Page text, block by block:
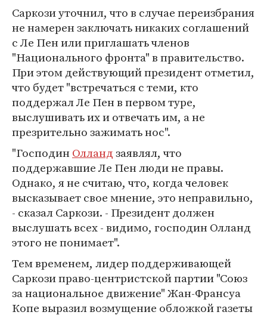
Саркози уточнил, что в случае переизбрания
не намерен заключать никаких соглашений
с Ле Пен или приглашать членов
"Национального фронта" в правительство.
При этом действующий президент отметил,
что будет "встречаться с теми, кто
поддержал Ле Пен в первом туре,
выслушивать их и отвечать им, а не
презрительно зажимать нос".
"ГосподинОлландзаявлял, что
поддержавшие Ле Пен люди не правы.
Однако, я не считаю, что, когда человек
высказывает свое мнение, это неправильно,
- сказал Саркози. - Президент должен
выслушать всех - видимо, господин Олланд
этого не понимает".
Тем временем, лидер поддерживающей
Саркози право-центристской партии "Союз
за национальное движение" Жан-Франсуа
Копе выразил возмущение обложкой газеты